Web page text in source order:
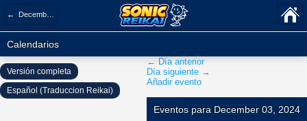
← December 2024
Calendarios
← Día anterior
Día siguiente →
Añadir evento
Eventos para December 03, 2024
Versión completa
Español (Traduccion Reikai)